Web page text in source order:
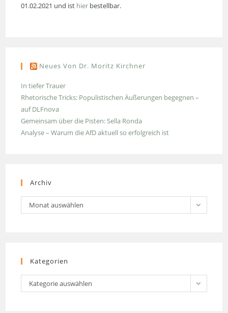
01.02.2021 und ist hier bestellbar.
Neues Von Dr. Moritz Kirchner
In tiefer Trauer
Rhetorische Tricks: Populistischen Äußerungen begegnen –
auf DLFnova
Gemeinsam über die Pisten: Sella Ronda
Analyse – Warum die AfD aktuell so erfolgreich ist
Archiv
Archiv
Monat auswählen
Kategorien
Kategorien
Kategorie auswählen